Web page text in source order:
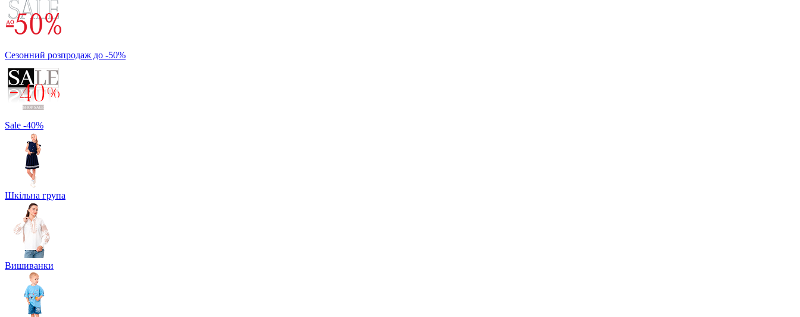
Сезонний розпродаж до -50%
Sale -40%
Шкільна група
Вишиванки